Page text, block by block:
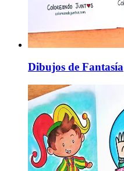
Dibujos de Fantasía